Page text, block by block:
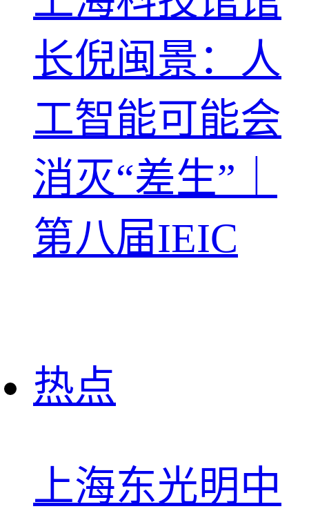
长倪闽景：人
工智能可能会
消灭“差生”｜
第八届IEIC
热点
上海东光明中